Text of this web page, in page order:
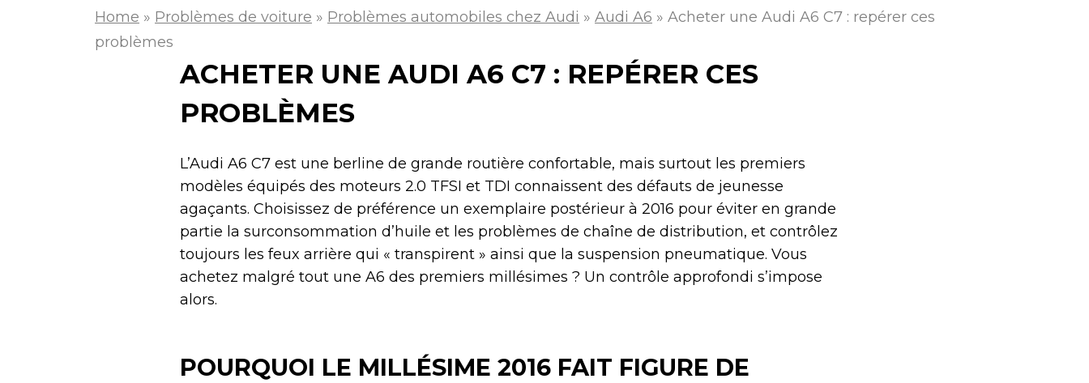
Home » Problèmes de voiture » Problèmes automobiles chez Audi » Audi A6 » Acheter une Audi A6 C7 : repérer ces
problèmes
ACHETER UNE AUDI A6 C7 : REPÉRER CES
PROBLÈMES
L’Audi A6 C7 est une berline de grande routière confortable, mais surtout les premiers
modèles équipés des moteurs 2.0 TFSI et TDI connaissent des défauts de jeunesse
agaçants. Choisissez de préférence un exemplaire postérieur à 2016 pour éviter en grande
partie la surconsommation d’huile et les problèmes de chaîne de distribution, et contrôlez
toujours les feux arrière qui « transpirent » ainsi que la suspension pneumatique. Vous
achetez malgré tout une A6 des premiers millésimes ? Un contrôle approfondi s’impose
alors.
POURQUOI LE MILLÉSIME 2016 FAIT FIGURE DE